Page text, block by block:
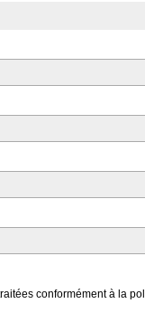
conformément à la